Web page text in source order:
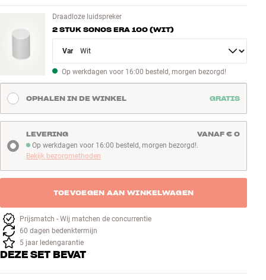
Draadloze luidspreker
2 STUK SONOS ERA 100 (WIT)
Variant
Op werkdagen voor 16:00 besteld, morgen bezorgd!
OPHALEN IN DE WINKEL GRATIS
Op werkdagen voor 16:00 besteld, morgen bezorgd!
Op werkdagen voor 16:00 besteld, morgen bezorgd!.
Bekijk bezorgmethoden
LEVERING VANAF € 0
TOEVOEGEN AAN WINKELWAGEN
Prijsmatch - Wij matchen de concurrentie
60 dagen bedenktermijn
5 jaar ledengarantie
DEZE SET BEVAT